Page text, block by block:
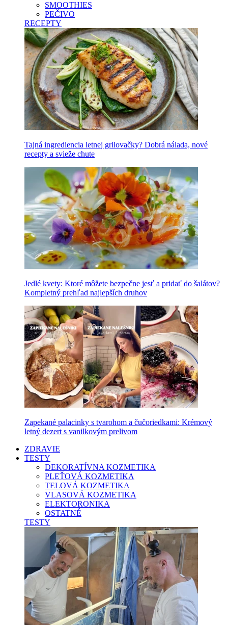
SMOOTHIES
PEČIVO
RECEPTY
Tajná ingrediencia letnej grilovačky? Dobrá nálada, nové
recepty a svieže chute
Jedlé kvety: Ktoré môžete bezpečne jesť a pridať do šalátov?
Kompletný prehľad najlepších druhov
Zapekané palacinky s tvarohom a čučoriedkami: Krémový
letný dezert s vanilkovým prelivom
ZDRAVIE
TESTY
DEKORATÍVNA KOZMETIKA
PLEŤOVÁ KOZMETIKA
TELOVÁ KOZMETIKA
VLASOVÁ KOZMETIKA
ELEKTORONIKA
OSTATNÉ
TESTY